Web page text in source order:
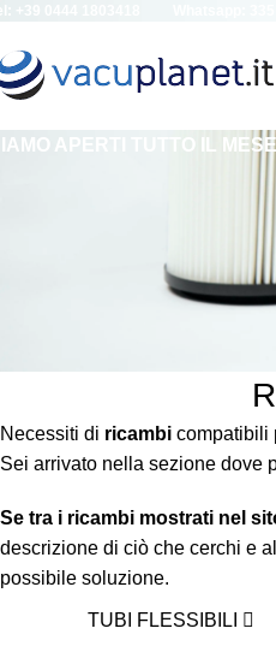
APERTI TUTTO IL MESE
Necessiti di ricambi compatibili
Sei arrivato nella sezione dove
Se tra i ricambi mostrati nel
descrizione di ciò che cerchi e
possibile soluzione.
TUBI FLESSIBILI